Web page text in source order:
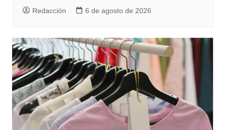
Redacción 6 de agosto de 2026